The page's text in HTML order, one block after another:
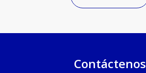
Contáctenos